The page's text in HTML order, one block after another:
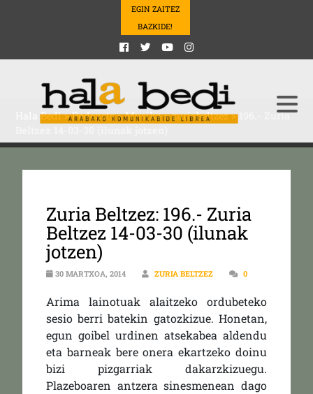
EGIN ZAITEZ
BAZKIDE!
Hala Bedi>Podcasts>Musika>zuriabeltzez> 196.- Zuria
Zuria Beltzez: 196.- Zuria
Beltzez 14-03-30 (ilunak
jotzen)
30 MARTXOA, 2014 ZURIA BELTZEZ 0
Arima lainotuak alaitzeko ordubeteko
sesio berri batekin gatozkizue. Honetan,
egun goibel urdinen atsekabea aldendu
eta barneak bere onera ekartzeko doinu
bizi pizgarriak dakarzkizuegu.
Plazeboaren antzera sinesmenean dago